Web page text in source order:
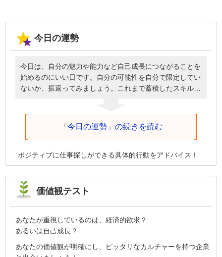
今日の運勢
今日は、自分の魅力や能力など自己成長につながることを
始めるのにいい日です。自分の可能性を自分で限定してい
ないか、振返ってみましょう。これまで蓄積したスキルを
しそうです。あなた自身のセールスポイントは、やる気や
生き甲斐にちゃんとつながっていますか？本当の能力が開
が大切です。
「今日の運勢」の続きを読む
ポジティブに仕事探しができる具体的行動をアドバイス！
価値観テスト
あなたが重視しているのは、経済的欲求？
あるいは自己成長？
あなたの価値観が明確にし、ピッタリなカルチャーを持つ企業